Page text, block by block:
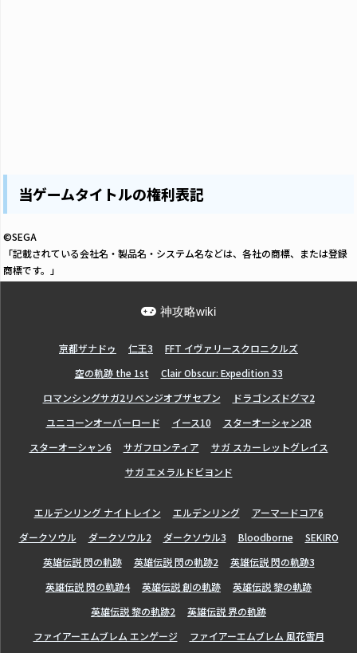
当ゲームタイトルの権利表記
©SEGA
「記載されている会社名・製品名・システム名などは、各社の商標、または登録
商標です。」
神攻略wiki
亰都ザナドゥ 仁王3
FFT イヴァリースクロニクルズ
空の軌跡 the 1st
Clair Obscur: Expedition 33
ロマンシングサガ2リベンジオブザセブン
ドラゴンズドグマ2
ユニコーンオーバーロード
イース10
スターオーシャン2R
スターオーシャン6
サガフロンティア
サガ スカーレットグレイス
サガ エメラルドビヨンド
エルデンリング ナイトレイン エルデンリング
アーマードコア6
ダークソウル
ダークソウル2 ダークソウル3 Bloodborne
SEKIRO
英雄伝説 閃の軌跡
英雄伝説 閃の軌跡2
英雄伝説 閃の軌跡3
英雄伝説 閃の軌跡4
英雄伝説 創の軌跡
英雄伝説 黎の軌跡
英雄伝説 黎の軌跡2
英雄伝説 界の軌跡
ファイアーエムブレム エンゲージ
ファイアーエムブレム 風花雪月